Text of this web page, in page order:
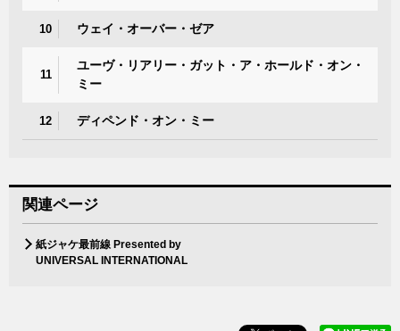
10 ウェイ・オーバー・ゼア
11
ユーヴ・リアリー・ガット・ア・ホールド・オン・
ミー
12 ディペンド・オン・ミー
関連ページ
紙ジャケ最前線 Presented by
UNIVERSAL INTERNATIONAL